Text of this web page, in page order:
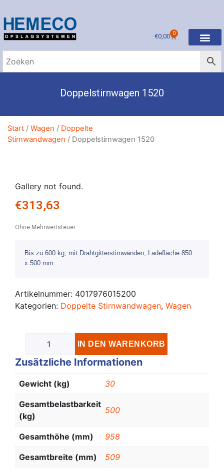
€0,00 0
Doppelstirnwagen 1520
Start / Wagen / Doppelte
Stirnwandwagen / Doppelstirnwagen 1520
Gallery not found.
€313,63
Ohne Mehrwertsteuer
Bis zu 600 kg, mit Drahtgitterstirnwänden, Ladefläche 850
x 500 mm
Artikelnummer: 4017976015200
Kategorien: Doppelte Stirnwandwagen, Wagen
IN DEN WARENKORB
Zusätzliche Informationen
Gewicht (kg) 30
Gesamtbelastbarkeit
(kg)
500
Gesamthöhe (mm) 958
Gesamtbreite (mm) 509